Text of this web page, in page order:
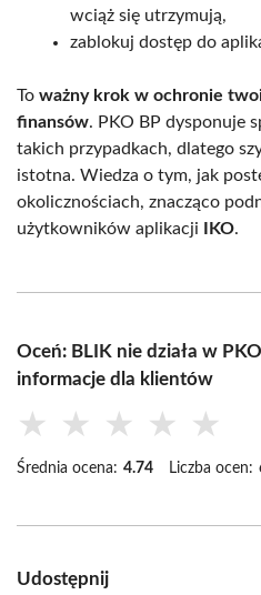
wciąż się utrzymują,
zablokuj dostęp do
To ważny krok w ochronie
finansów. PKO BP dysponuje
takich przypadkach, dlatego
istotna. Wiedza o tym, jak
okolicznościach, znacząco
użytkowników aplikacji
IKO.
Oceń: BLIK nie działa w
informacje dla klientów
★ ★ ★ ★ ★
Średnia ocena: 4.74 Liczba ocen:
Udostępnij